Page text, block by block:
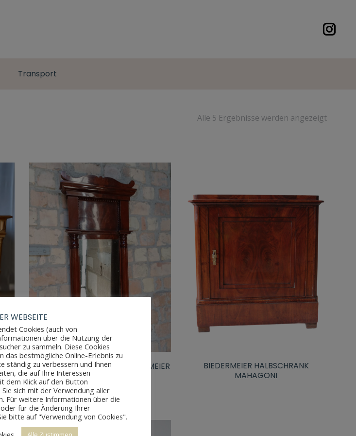
Transport
Alle 5 Ergebnisse werden angezeigt
AUSSERGEWÖHNLICHER BIEDERMEIER
SPIEGEL
BIEDERMEIER HALBSCHRANK
MAHAGONI
WEBSEITE
Cookies (auch von
über die Nutzung der
zu sammeln. Diese Cookies
das bestmögliche Online-Erlebnis zu
ständig zu verbessern und Ihnen
die auf Ihre Interessen
dem Klick auf den Button
sich mit der Verwendung aller
Für weitere Informationen über die
für die Änderung Ihrer
bitte auf "Verwendung von Cookies".